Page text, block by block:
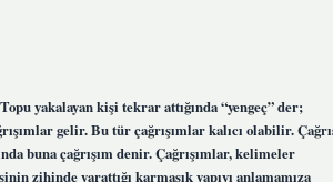
yakalayan kişi tekrar attığında “yengeç” der;
gelir. Bu tür çağrışımlar kalıcı olabilir.
buna çağrışım denir. Çağrışımlar, kelimeler
zihinde yarattığı karmaşık yapıyı anlamamıza